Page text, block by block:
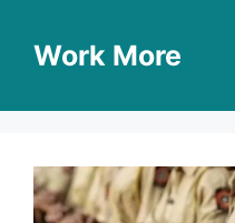
contentWork More